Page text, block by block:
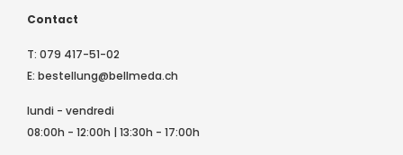
Contact
T: 079 417-51-02
E: bestellung@bellmeda.ch
lundi - vendredi
08:00h - 12:00h | 13:30h - 17:00h